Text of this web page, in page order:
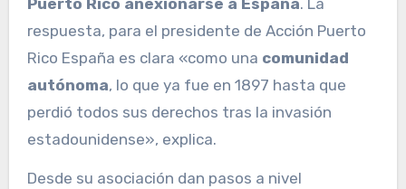
Puerto Rico anexionarse a España. La
respuesta, para el presidente de Acción Puerto
Rico España es clara «como una comunidad
autónoma, lo que ya fue en 1897 hasta que
perdió todos sus derechos tras la invasión
estadounidense», explica.
Desde su asociación dan pasos a nivel